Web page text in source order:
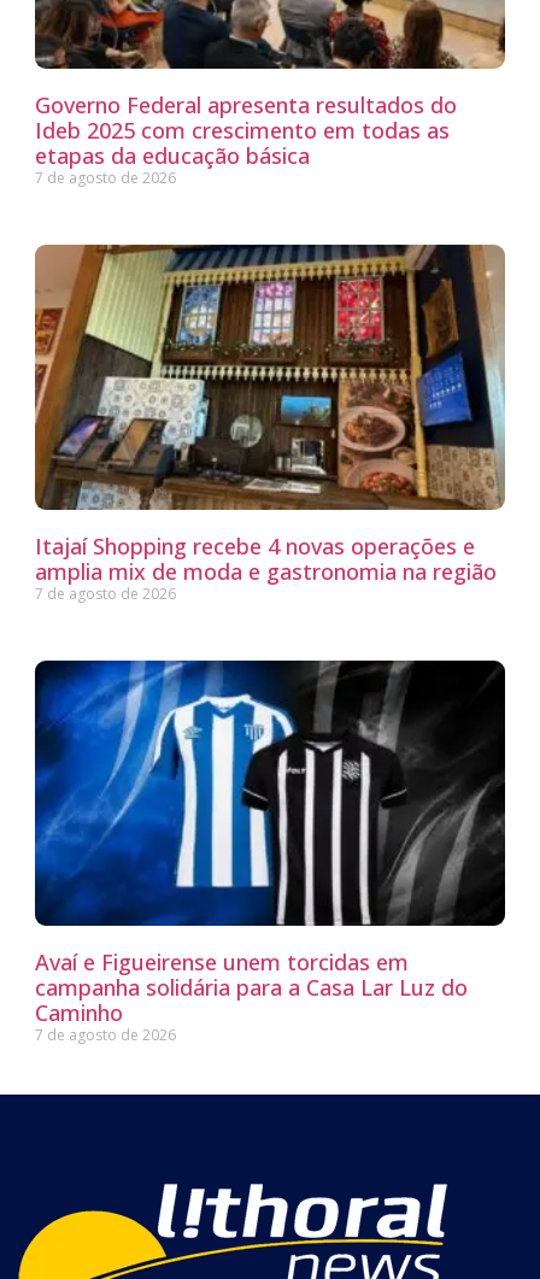
Governo Federal apresenta resultados do
Ideb 2025 com crescimento em todas as
etapas da educação básica
7 de agosto de 2026
Itajaí Shopping recebe 4 novas operações e
amplia mix de moda e gastronomia na região
7 de agosto de 2026
Avaí e Figueirense unem torcidas em
campanha solidária para a Casa Lar Luz do
Caminho
7 de agosto de 2026